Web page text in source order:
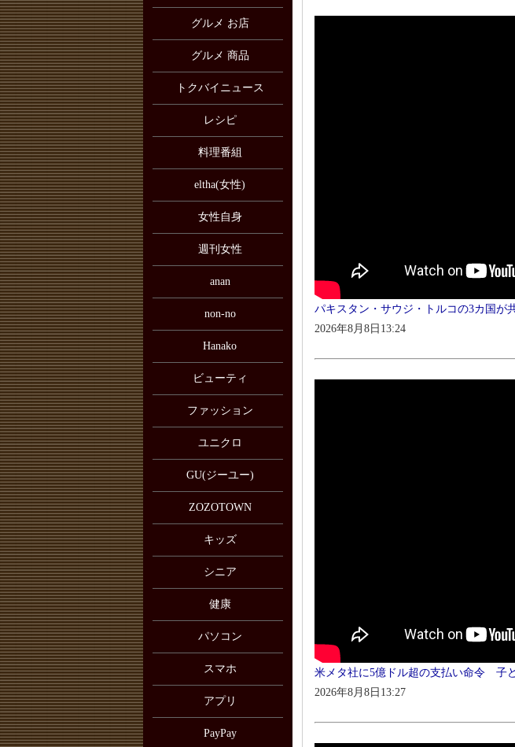
パキスタン・サウジ・トルコの3カ国
2026年8月8日13:24
米メタ社に5億ドル超の支払い命令 子
2026年8月8日13:27
グルメ お店
グルメ 商品
トクバイニュース
レシピ
料理番組
eltha(女性)
女性自身
週刊女性
anan
non-no
Hanako
ビューティ
ファッション
ユニクロ
GU(ジーユー)
ZOZOTOWN
キッズ
シニア
健康
パソコン
スマホ
アプリ
PayPay